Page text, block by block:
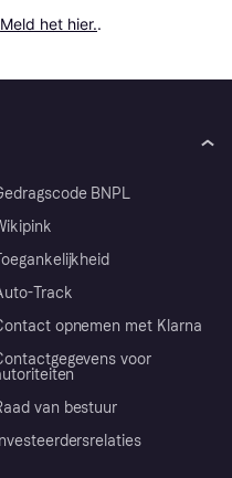
Meld het hier..
BNPL
Track
opnemen met Klarna
voor
van bestuur
Investeerdersrelaties